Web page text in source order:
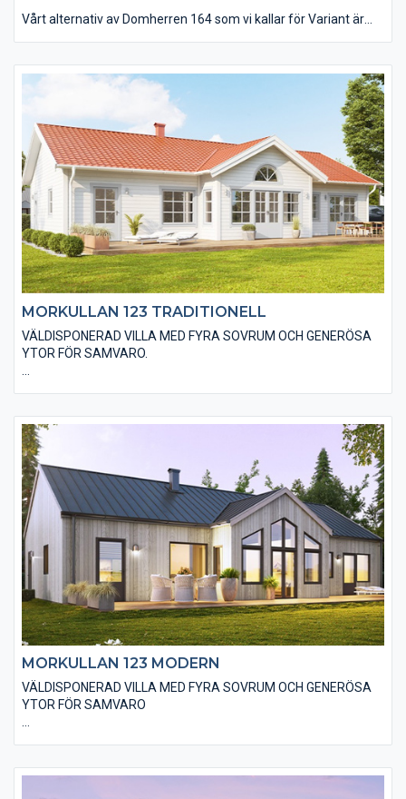
Vårt alternativ av Domherren 164 som vi kallar för Variant är
en stående slätspontad träpanel som med fördel kan målas
faluröd eller falusvart. Du kan självklart uppnå din husdröm
med alternativa materialval både in- och utvändigt.
MORKULLAN 123 TRADITIONELL
VÄLDISPONERAD VILLA MED FYRA SOVRUM OCH GENERÖSA
YTOR FÖR SAMVARO.
fönster. Huset är även utfört med traditionella foder runt
fönster och dörrar samt knutbrädor vid hushörnen. Du kan
anpassa material och utföranden efter din husdröm till
exempel genom träpaneltyper, takbeläggningar och
fönstertyper mm.
MORKULLAN 123 MODERN
VÄLDISPONERAD VILLA MED FYRA SOVRUM OCH GENERÖSA
YTOR FÖR SAMVARO
utan större takutsprång som belagts med plåt. Den moderna